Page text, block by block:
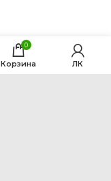
0
Корзина ЛК